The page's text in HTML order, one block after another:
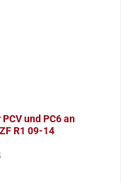
und PC6 an
R1 09-14